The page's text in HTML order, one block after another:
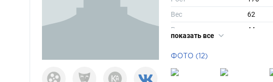
Вес
62
Размер одежды
44
Длина волос
Цвет волос
показать все
ФОТО (12)